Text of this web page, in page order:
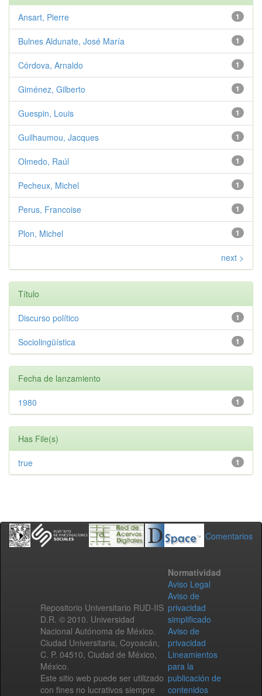
1
Ansart, Pierre
1
Bulnes Aldunate, José María
1
Córdova, Arnaldo
1
Giménez, Gilberto
1
Guespin, Louis
1
Guilhaumou, Jacques
1
Olmedo, Raúl
1
Pecheux, Michel
1
Perus, Francoise
1
Plon, Michel
next >
Título
1
Discurso político
1
Sociolingüística
Fecha de lanzamiento
1
1980
Has File(s)
1
true
Comentarios
Repositorio Universitario RUD-IIS
D.R. © 2010. Universidad
Nacional Autónoma de México.
Ciudad Universitaria, Coyoacán,
C. P. 04510, Ciudad de México,
México.
Este sitio web puede ser utilizado
con fines no lucrativos siempre
Normatividad
Aviso Legal
Aviso de
privacidad
simplificado
Aviso de
privacidad
Lineamientos
para la
publicación de
contenidos